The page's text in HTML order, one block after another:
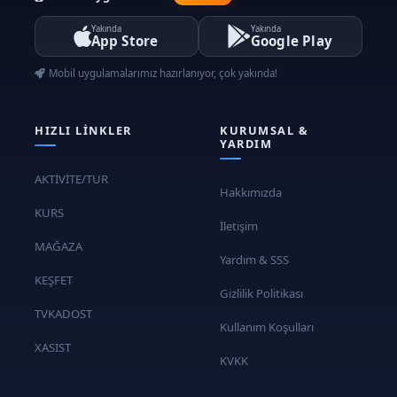
Vücut ağırlığı ile yapılan
taekwondo çalışmaları
4. Hafta: Savunma Teknikleri
Bloklama ve savunma hareketleri
Taekwondo İleri Savunma
kombinasyonları
Savunma ve karşı saldırı stratejileri
Taekwondo'da kuşaklar, öğrencinin
Yakında
App Store
Yakında
Google Play
Mobil uygulamalarımız hazırlanıyor, çok yakında!
HIZLI LINKLER
AKTİVİTE/TUR
KURS
MAĞAZA
KEŞFET
TVKADOST
XASIST
KURUMSAL &
YARDIM
Hakkımızda
İletişim
Yardım & SSS
Gizlilik Politikası
Kullanım Koşulları
KVKK